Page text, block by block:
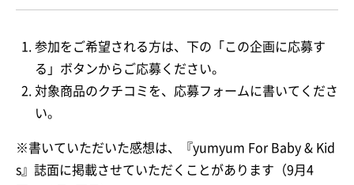
参加をご希望される方は、下の「この企画に応募す
る」ボタンからご応募ください。
対象商品のクチコミを、応募フォームに書いてくださ
い。
※書いていただいた感想は、『yumyum For Baby & Kid
s』誌面に掲載させていただくことがあります（9月4